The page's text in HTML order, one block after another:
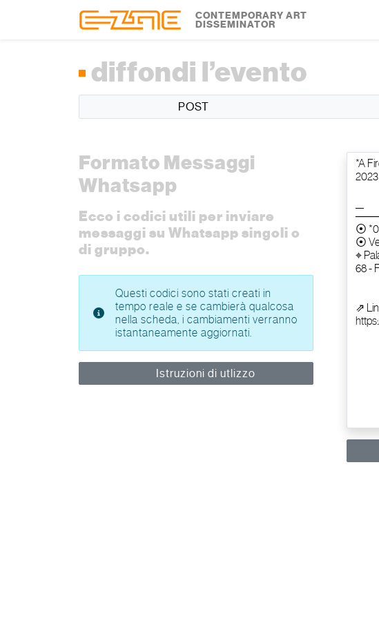
CONTEMPORARY ART
DISSEMINATOR
diffondi l’evento
POST
Formato Messaggi
Whatsapp
Ecco i codici utili per inviare
messaggi su Whatsapp singoli o
di gruppo.
Questi codici sono stati creati in
tempo reale e se cambierà qualcosa
nella scheda, i cambiamenti verranno
istantaneamente aggiornati.
Istruzioni di utlizzo